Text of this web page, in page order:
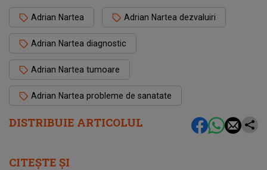
DISTRIBUIE ARTICOLUL
Adrian Nartea Adrian Nartea dezvaluiri
Adrian Nartea diagnostic
Adrian Nartea tumoare
Adrian Nartea probleme de sanatate
CITEȘTE ȘI